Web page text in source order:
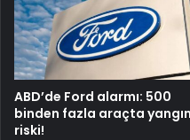
ABD’de Ford alarmı: 500
binden fazla araçta yangın
riski!